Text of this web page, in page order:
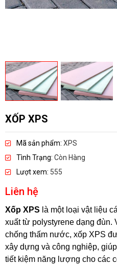
XỐP XPS
Mã sản phẩm: XPS
Tình Trạng: Còn Hàng
Lượt xem: 555
Liên hệ
Xốp XPS là một loại vật liệu
xuất từ polystyrene dạng đùn.
chống thấm nước, xốp XPS
xây dựng và công nghiệp,
tiết kiệm năng lượng cho các